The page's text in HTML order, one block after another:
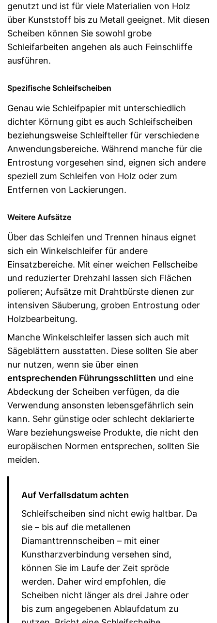
genutzt und ist für viele Materialien von Holz
über Kunststoff bis zu Metall geeignet. Mit diesen
Scheiben können Sie sowohl grobe
Schleifarbeiten angehen als auch Feinschliffe
ausführen.
Spezifische Schleifscheiben
Genau wie Schleifpapier mit unterschiedlich
dichter Körnung gibt es auch Schleifscheiben
beziehungsweise Schleifteller für verschiedene
Anwendungsbereiche. Während manche für die
Entrostung vorgesehen sind, eignen sich andere
speziell zum Schleifen von Holz oder zum
Entfernen von Lackierungen.
Weitere Aufsätze
Über das Schleifen und Trennen hinaus eignet
sich ein Winkelschleifer für andere
Einsatzbereiche. Mit einer weichen Fellscheibe
und reduzierter Drehzahl lassen sich Flächen
polieren; Aufsätze mit Drahtbürste dienen zur
intensiven Säuberung, groben Entrostung oder
Holzbearbeitung.
Manche Winkelschleifer lassen sich auch mit
Sägeblättern ausstatten. Diese sollten Sie aber
nur nutzen, wenn sie über einen
entsprechenden Führungsschlitten und eine
Abdeckung der Scheiben verfügen, da die
Verwendung ansonsten lebensgefährlich sein
kann. Sehr günstige oder schlecht deklarierte
Ware beziehungsweise Produkte, die nicht den
europäischen Normen entsprechen, sollten Sie
meiden.
Auf Verfallsdatum achten
Schleifscheiben sind nicht ewig haltbar. Da
sie – bis auf die metallenen
Diamanttrennscheiben – mit einer
Kunstharzverbindung versehen sind,
können Sie im Laufe der Zeit spröde
werden. Daher wird empfohlen, die
Scheiben nicht länger als drei Jahre oder
bis zum angegebenen Ablaufdatum zu